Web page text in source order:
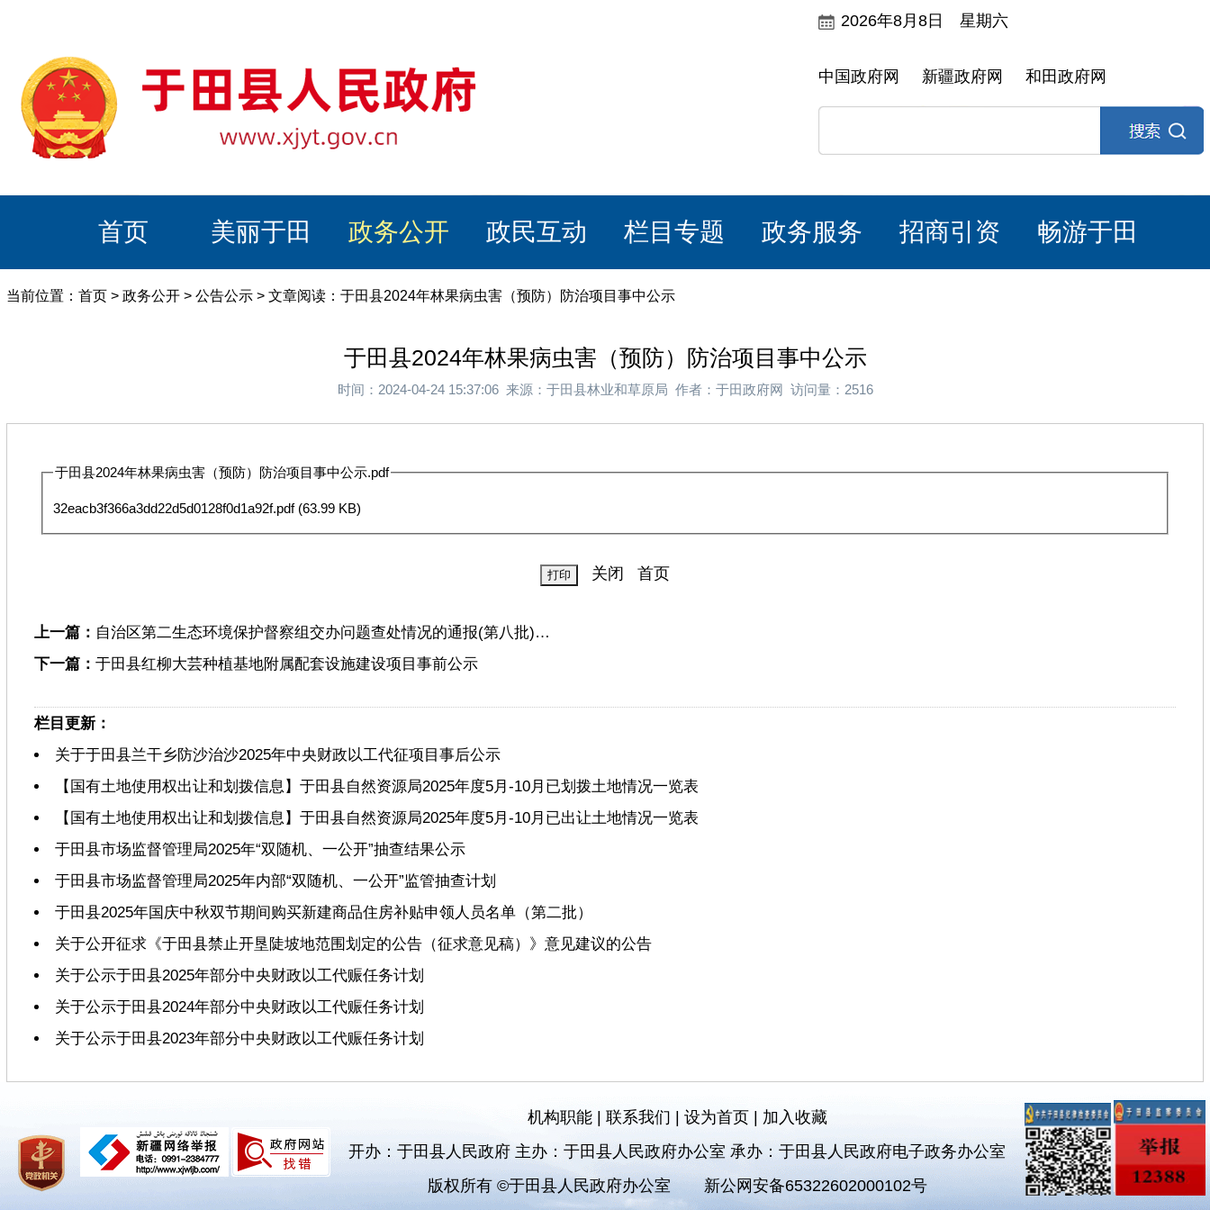
2026年8月8日 星期六
中国政府网 新疆政府网 和田政府网
首页 美丽于田 政务公开 政民互动 栏目专题 政务服务 招商引资 畅游于田
当前位置： 首页 > 政务公开 > 公告公示 > 文章阅读：于田县2024年林果病虫害（预防）防治项目事中公示
于田县2024年林果病虫害（预防）防治项目事中公示
时间：2024-04-24 15:37:06 来源：于田县林业和草原局 作者：于田政府网 访问量：2516
于田县2024年林果病虫害（预防）防治项目事中公示.pdf
32eacb3f366a3dd22d5d0128f0d1a92f.pdf(63.99 KB)
关闭 首页
上一篇： 自治区第二生态环境保护督察组交办问题查处情况的通报(第八批)…
下一篇： 于田县红柳大芸种植基地附属配套设施建设项目事前公示
栏目更新：
关于于田县兰干乡防沙治沙2025年中央财政以工代征项目事后公示
【国有土地使用权出让和划拨信息】于田县自然资源局2025年度5月-10月已划拨土地情况一览表
【国有土地使用权出让和划拨信息】于田县自然资源局2025年度5月-10月已出让土地情况一览表
于田县市场监督管理局2025年“双随机、一公开”抽查结果公示
于田县市场监督管理局2025年内部“双随机、一公开”监管抽查计划
于田县2025年国庆中秋双节期间购买新建商品住房补贴申领人员名单（第二批）
关于公开征求《于田县禁止开垦陡坡地范围划定的公告（征求意见稿）》意见建议的公告
关于公示于田县2025年部分中央财政以工代赈任务计划
关于公示于田县2024年部分中央财政以工代赈任务计划
关于公示于田县2023年部分中央财政以工代赈任务计划
机构职能| 联系我们 | 设为首页| 加入收藏
开办：于田县人民政府 主办：于田县人民政府办公室 承办：于田县人民政府电子政务办公室
版权所有 ©于田县人民政府办公室
新公网安备65322602000102号